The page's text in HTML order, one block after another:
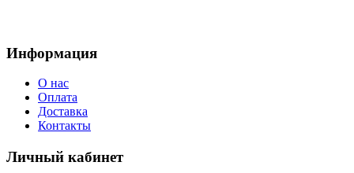
Информация
О нас
Оплата
Доставка
Контакты
Личный кабинет